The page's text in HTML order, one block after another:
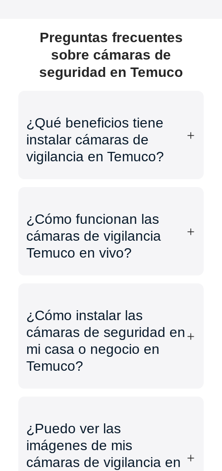
Preguntas frecuentes
sobre cámaras de
seguridad en Temuco
¿Qué beneficios tiene
instalar cámaras de
vigilancia en Temuco?
¿Cómo funcionan las
cámaras de vigilancia
Temuco en vivo?
¿Cómo instalar las
cámaras de seguridad en
mi casa o negocio en
Temuco?
¿Puedo ver las
imágenes de mis
cámaras de vigilancia en